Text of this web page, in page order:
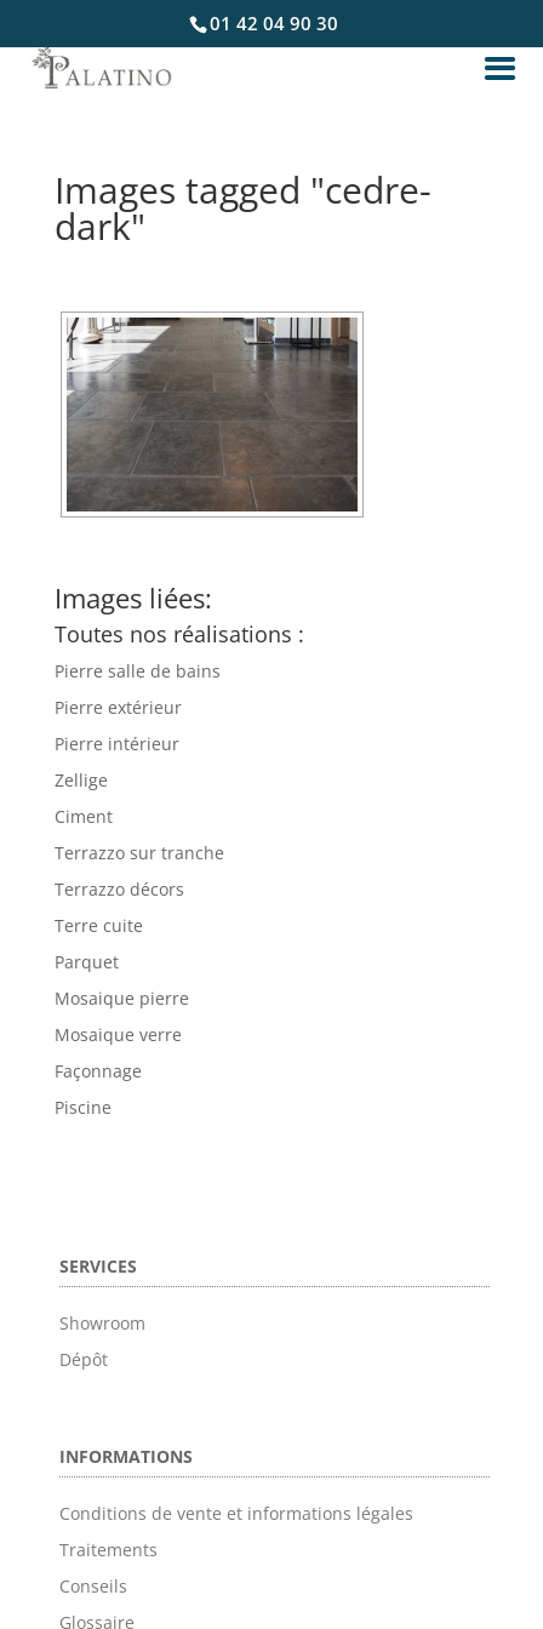
01 42 04 90 30
Images tagged "cedre-
dark"
Images liées:
Toutes nos réalisations :
Pierre salle de bains
Pierre extérieur
Pierre intérieur
Zellige
Ciment
Terrazzo sur tranche
Terrazzo décors
Terre cuite
Parquet
Mosaique pierre
Mosaique verre
Façonnage
Piscine
SERVICES
Showroom
Dépôt
INFORMATIONS
Conditions de vente et informations légales
Traitements
Conseils
Glossaire